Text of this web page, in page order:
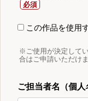
この作品を使用
※ご使用が決定して
合はご申請いただけま
ご担当者名（個人